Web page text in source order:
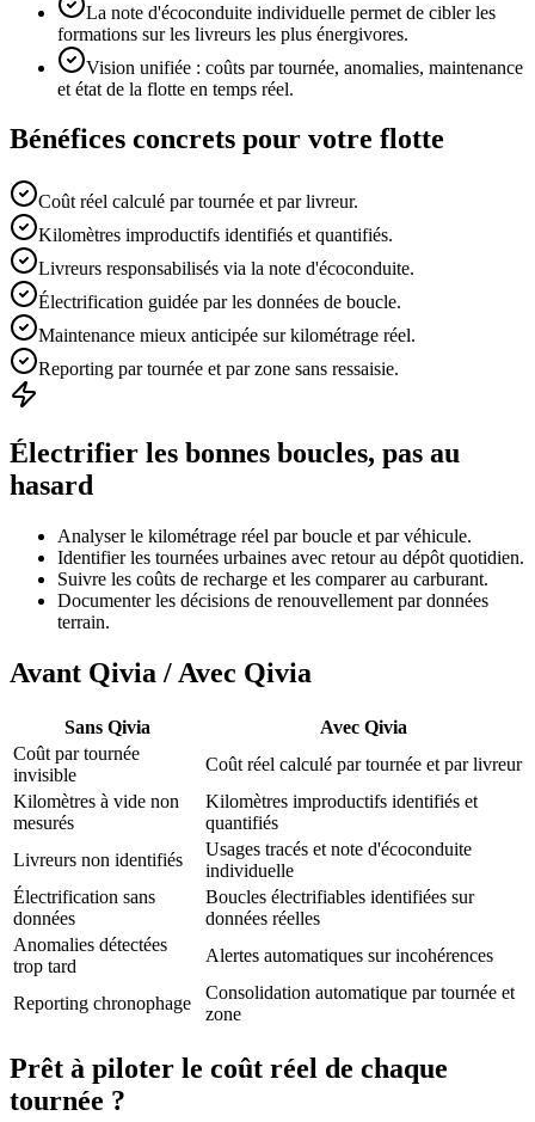
La note d'écoconduite individuelle permet de cibler les
formations sur les livreurs les plus énergivores.
Vision unifiée : coûts par tournée, anomalies, maintenance
et état de la flotte en temps réel.
Bénéfices concrets pour votre flotte
Coût réel calculé par tournée et par livreur.
Kilomètres improductifs identifiés et quantifiés.
Livreurs responsabilisés via la note d'écoconduite.
Électrification guidée par les données de boucle.
Maintenance mieux anticipée sur kilométrage réel.
Reporting par tournée et par zone sans ressaisie.
Électrifier les bonnes boucles, pas au
hasard
Analyser le kilométrage réel par boucle et par véhicule.
Identifier les tournées urbaines avec retour au dépôt quotidien.
Suivre les coûts de recharge et les comparer au carburant.
Documenter les décisions de renouvellement par données
terrain.
Avant Qivia / Avec Qivia
Sans Qivia
Avec Qivia
Coût par tournée
invisible
Coût réel calculé par tournée et par livreur
Kilomètres à vide non
mesurés
Kilomètres improductifs identifiés et
quantifiés
Livreurs non identifiés
Usages tracés et note d'écoconduite
individuelle
Électrification sans
données
Boucles électrifiables identifiées sur
données réelles
Anomalies détectées
trop tard
Alertes automatiques sur incohérences
Reporting chronophage
Consolidation automatique par tournée et
zone
Prêt à piloter le coût réel de chaque
tournée ?